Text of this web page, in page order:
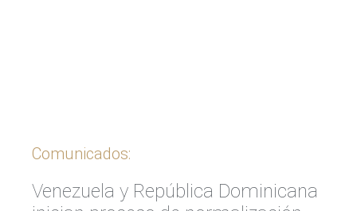
Comunicados:
Venezuela y República Dominicana